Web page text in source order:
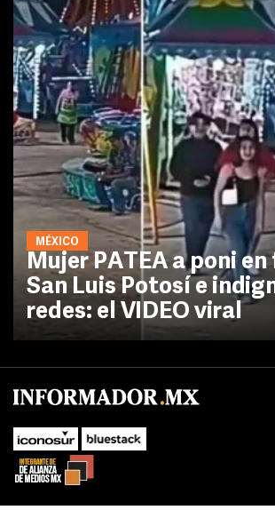
MÉXICO
Mujer PATEA a poni en
San Luis Potosí e
redes: el VIDEO viral